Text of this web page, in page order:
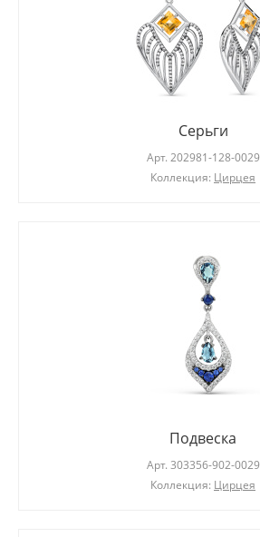
Серьги
Арт. 202981-128-0029
Коллекция: Цирцея
Подвеска
Арт. 303356-902-0029
Коллекция: Цирцея